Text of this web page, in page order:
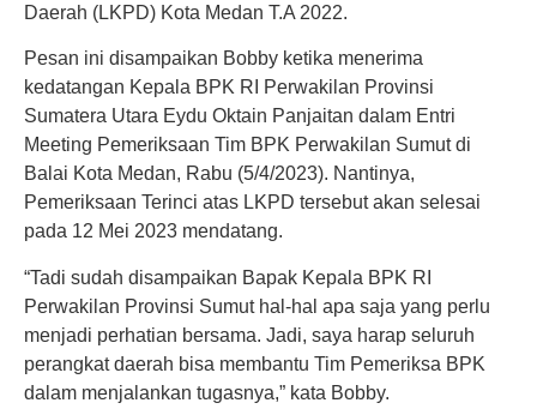
Daerah (LKPD) Kota Medan T.A 2022.
Pesan ini disampaikan Bobby ketika menerima
kedatangan Kepala BPK RI Perwakilan Provinsi
Sumatera Utara Eydu Oktain Panjaitan dalam Entri
Meeting Pemeriksaan Tim BPK Perwakilan Sumut di
Balai Kota Medan, Rabu (5/4/2023). Nantinya,
Pemeriksaan Terinci atas LKPD tersebut akan selesai
pada 12 Mei 2023 mendatang.
“Tadi sudah disampaikan Bapak Kepala BPK RI
Perwakilan Provinsi Sumut hal-hal apa saja yang perlu
menjadi perhatian bersama. Jadi, saya harap seluruh
perangkat daerah bisa membantu Tim Pemeriksa BPK
dalam menjalankan tugasnya,” kata Bobby.